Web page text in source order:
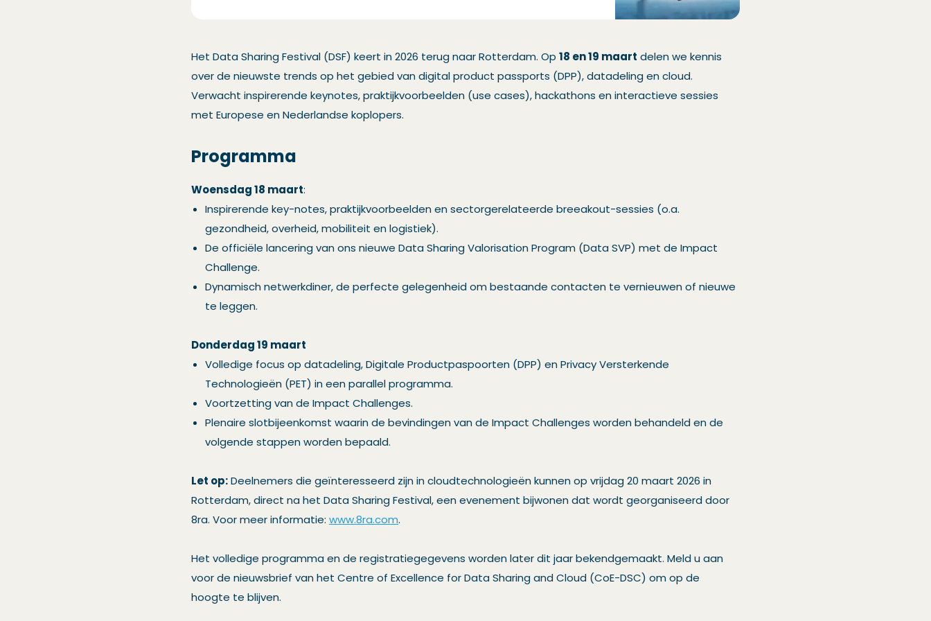
Het Data Sharing Festival (DSF) keert in 2026 terug naar Rotterdam. Op 18 en 19 maart delen we kennis
over de nieuwste trends op het gebied van digital product passports (DPP), datadeling en cloud.
Verwacht inspirerende keynotes, praktijkvoorbeelden (use cases), hackathons en interactieve sessies
met Europese en Nederlandse koplopers.
Programma
Woensdag 18 maart:
Inspirerende key-notes, praktijkvoorbeelden en sectorgerelateerde breeakout-sessies (o.a.
gezondheid, overheid, mobiliteit en logistiek).
De officiële lancering van ons nieuwe Data Sharing Valorisation Program (Data SVP) met de Impact
Challenge.
Dynamisch netwerkdiner, de perfecte gelegenheid om bestaande contacten te vernieuwen of nieuwe
te leggen.
Donderdag 19 maart
Volledige focus op datadeling, Digitale Productpaspoorten (DPP) en Privacy Versterkende
Technologieën (PET) in een parallel programma.
Voortzetting van de Impact Challenges.
Plenaire slotbijeenkomst waarin de bevindingen van de Impact Challenges worden behandeld en de
volgende stappen worden bepaald.
Let op:Deelnemers die geïnteresseerd zijn in cloudtechnologieën kunnen op vrijdag 20 maart 2026 in
Rotterdam, direct na het Data Sharing Festival, een evenement bijwonen dat wordt georganiseerd door
8ra. Voor meer informatie: www.8ra.com.
Het volledige programma en de registratiegegevens worden later dit jaar bekendgemaakt. Meld u aan
voor de nieuwsbrief van het Centre of Excellence for Data Sharing and Cloud (CoE-DSC) om op de
hoogte te blijven.